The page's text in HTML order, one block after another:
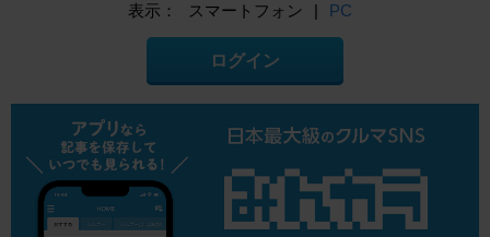
表示： スマートフォン | PC
ログイン